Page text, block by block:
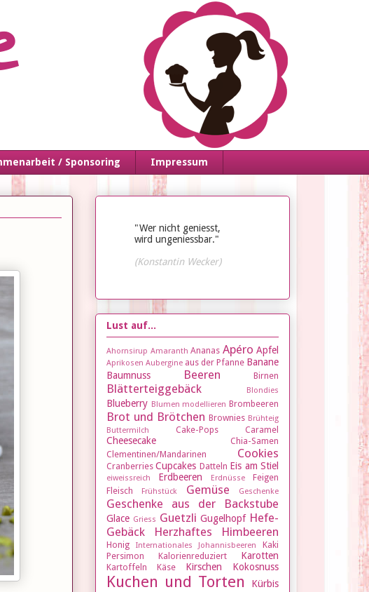
/ Sponsoring Impressum
"Wer nicht geniesst,
wird ungeniessbar."
(Konstantin Wecker)
Lust auf...
Ahornsirup Amaranth Ananas Apéro Apfel
Aprikosen Aubergine aus der Pfanne Banane
Baumnuss
Beeren Birnen
Blätterteiggebäck Blondies
Blueberry Blumen modellieren Brombeeren
Brot und Brötchen Brownies Brühteig
Buttermilch
Cake-Pops Caramel
Cheesecake
Chia-Samen
Clementinen/Mandarinen
Cookies
Cranberries Cupcakes Datteln Eis am Stiel
eiweissreich Erdbeeren Erdnüsse
Feigen
Fleisch
Frühstück Gemüse Geschenke
Geschenke aus der Backstube
Glace Griess Guetzli Gugelhopf Hefe-
Gebäck
Herzhaftes Himbeeren
Honig Internationales Johannisbeeren
Kaki
Persimon
Kalorienreduziert Karotten
Kartoffeln Käse Kirschen Kokosnuss
Kuchen und Torten Kürbis